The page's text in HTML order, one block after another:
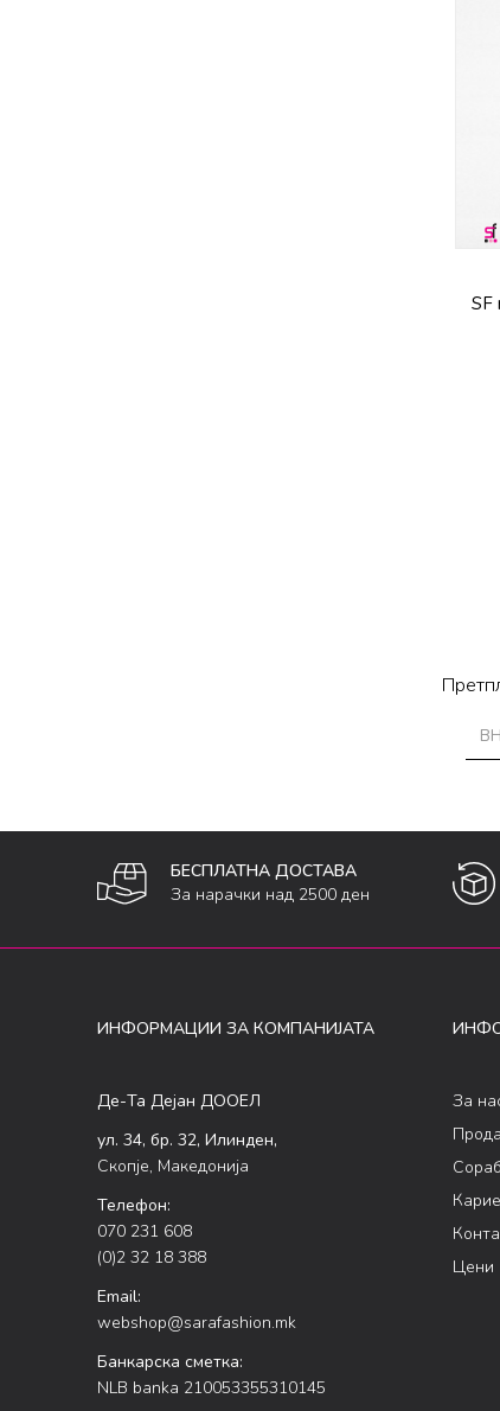
SF
БЕСПЛАТНА ДОСТАВА
За нарачки над 2500 ден
ИНФОРМАЦИИ ЗА КОМПАНИЈАТА
Де-Та Дејан ДООЕЛ
ул. 34, бр. 32, Илинден,
Скопје, Македонија
Телефон:
070 231 608
(0)2 32 18 388
Email:
webshop@sarafashion.mk
Банкарска сметка:
NLB banka 210053355310145
За
Цени